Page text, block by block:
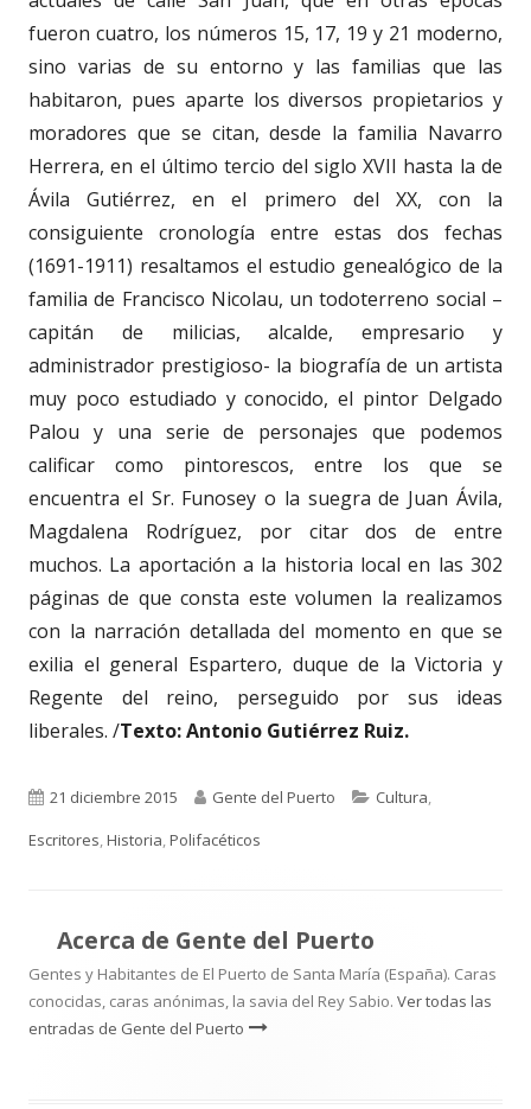
fueron cuatro, los números 15, 17, 19 y 21 moderno,
sino varias de su entorno y las familias que las
habitaron, pues aparte los diversos propietarios y
moradores que se citan, desde la familia Navarro
Herrera, en el último tercio del siglo XVII hasta la de
Ávila Gutiérrez, en el primero del XX, con la
consiguiente cronología entre estas dos fechas
(1691-1911) resaltamos el estudio genealógico de la
familia de Francisco Nicolau, un todoterreno social –
capitán de milicias, alcalde, empresario y
administrador prestigioso- la biografía de un artista
muy poco estudiado y conocido, el pintor Delgado
Palou y una serie de personajes que podemos
calificar como pintorescos, entre los que se
encuentra el Sr. Funosey o la suegra de Juan Ávila,
Magdalena Rodríguez, por citar dos de entre
muchos. La aportación a la historia local en las 302
páginas de que consta este volumen la realizamos
con la narración detallada del momento en que se
exilia el general Espartero, duque de la Victoria y
Regente del reino, perseguido por sus ideas
liberales. /Texto: Antonio Gutiérrez Ruiz.
Publicado
el
21 diciembre 2015 Autor
Gente del Puerto Categorías
Cultura,
Escritores,Historia,Polifacéticos
Acerca de Gente del Puerto
Gentes y Habitantes de El Puerto de Santa María (España). Caras
conocidas, caras anónimas, la savia del Rey Sabio. Ver todas las
entradas de Gente del Puerto